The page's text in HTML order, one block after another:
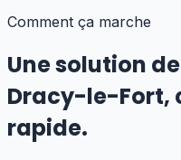
Comment ça marche
Une solution
Dracy-le-Fort,
rapide.